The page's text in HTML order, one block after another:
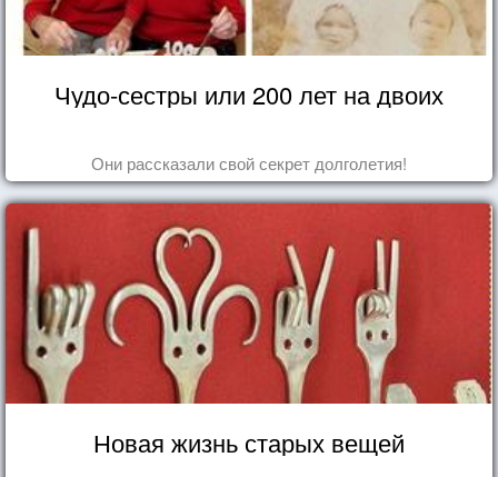
Чудо-сестры или 200 лет на двоих
Они рассказали свой секрет долголетия!
Новая жизнь старых вещей